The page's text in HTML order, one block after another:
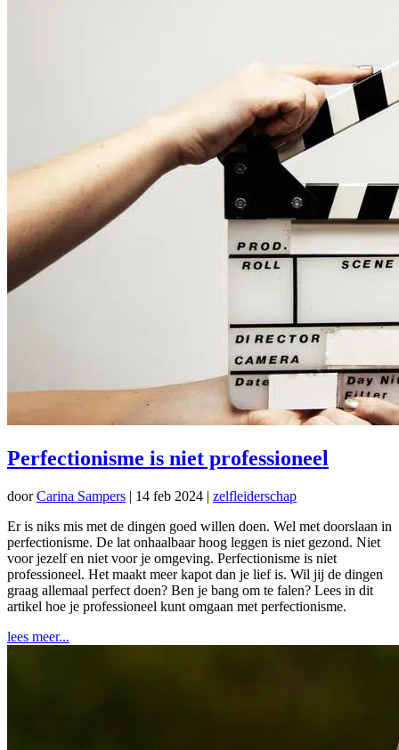
Perfectionisme is niet professioneel
doorCarina Sampers | 14 feb 2024 | zelfleiderschap
Er is niks mis met de dingen goed willen doen. Wel met doorslaan in
perfectionisme. De lat onhaalbaar hoog leggen is niet gezond. Niet
voor jezelf en niet voor je omgeving. Perfectionisme is niet
professioneel. Het maakt meer kapot dan je lief is. Wil jij de dingen
graag allemaal perfect doen? Ben je bang om te falen? Lees in dit
artikel hoe je professioneel kunt omgaan met perfectionisme.
lees meer...